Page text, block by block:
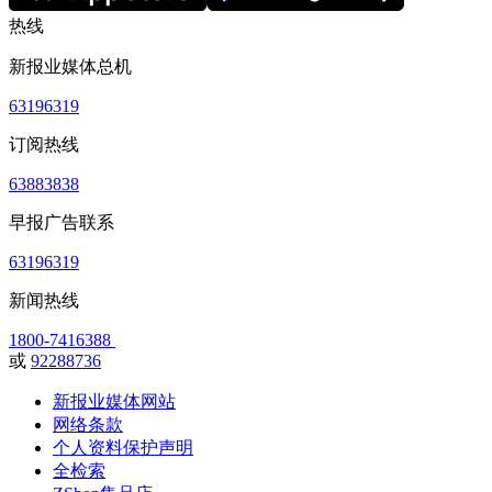
热线
新报业媒体总机
63196319
订阅热线
63883838
早报广告联系
63196319
新闻热线
1800-7416388
或 92288736
新报业媒体网站
网络条款
个人资料保护声明
全检索